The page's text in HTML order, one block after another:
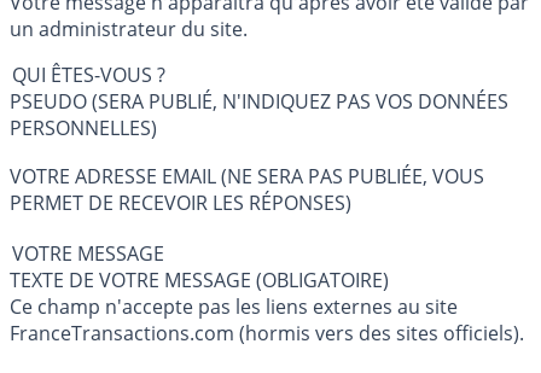
un administrateur du site.
QUI ÊTES-VOUS ?
PSEUDO (SERA PUBLIÉ, N'INDIQUEZ PAS VOS DONNÉES
PERSONNELLES)
VOTRE ADRESSE EMAIL (NE SERA PAS PUBLIÉE, VOUS
PERMET DE RECEVOIR LES RÉPONSES)
VOTRE MESSAGE
TEXTE DE VOTRE MESSAGE (OBLIGATOIRE)
Ce champ n'accepte pas les liens externes au site
FranceTransactions.com (hormis vers des sites officiels).